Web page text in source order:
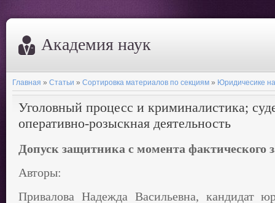
Академия наук
Главная » Статьи » Сортировка материалов по секциям » Юридичесике
Уголовный процесс и криминалистика;
оперативно-розыскная деятельность
Допуск защитника с момента фактического
Авторы:
Привалова Надежда Васильевна, кандидат